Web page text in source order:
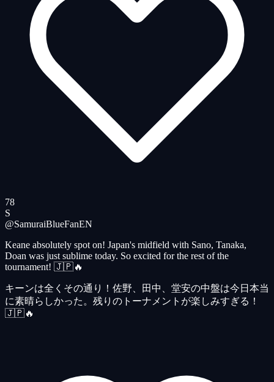
78
S
@SamuraiBlueFanEN
Keane absolutely spot on! Japan's midfield with Sano, Tanaka,
Doan was just sublime today. So excited for the rest of the
tournament! 🇯🇵🔥
キーンは全くその通り！佐野、田中、堂安の中盤は今日本当
に素晴らしかった。残りのトーナメントが楽しみすぎる！
🇯🇵🔥